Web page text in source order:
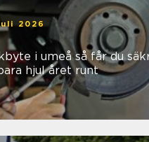
2026
i umeå så får du säkra och
hjul året runt